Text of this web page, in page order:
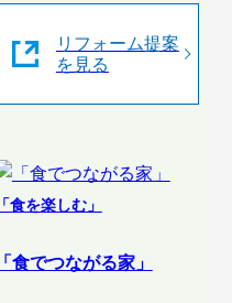
リフォーム提案
を見る
「食を楽しむ」
「食でつながる家」